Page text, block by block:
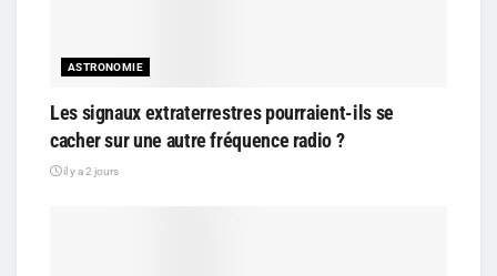
ASTRONOMIE
Les signaux extraterrestres pourraient-ils se
cacher sur une autre fréquence radio ?
il y a 2 jours